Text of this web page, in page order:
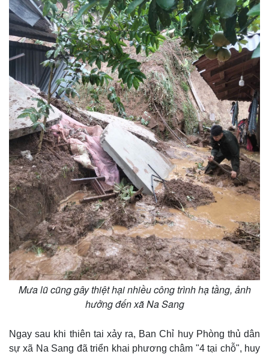
Mưa lũ cũng gây thiệt hại nhiều công trình hạ tầng, ảnh
hưởng đến xã Na Sang
Ngay sau khi thiên tai xảy ra, Ban Chỉ huy Phòng thủ dân
sự xã Na Sang đã triển khai phương châm "4 tại chỗ", huy